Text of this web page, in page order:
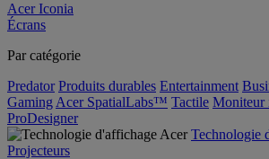
Acer Iconia
Écrans
Par catégorie
Predator Produits durables Entertainment
Gaming Acer SpatialLabs™ Tactile Moniteur
ProDesigner
Technologie
Projecteurs